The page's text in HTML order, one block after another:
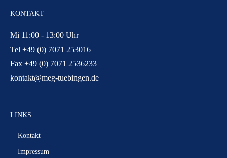
KONTAKT
Mi 11:00 - 13:00 Uhr
Tel +49 (0) 7071 253016
Fax +49 (0) 7071 2536233
kontakt@meg-tuebingen.de
LINKS
Kontakt
Impressum